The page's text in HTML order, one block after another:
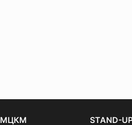
МЦКМ STAND-